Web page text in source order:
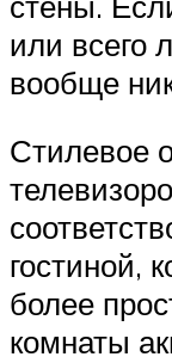
или всего
вообще
Стилевое
гостиной,
более
комнаты